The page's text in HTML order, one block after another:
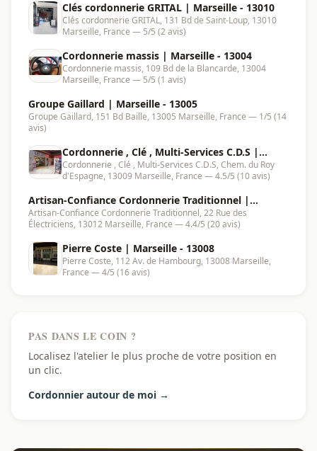
Clés cordonnerie GRITAL | Marseille - 13010
Clés cordonnerie GRITAL, 131 Bd de Saint-Loup, 13010
Marseille, France — 5/5 (2 avis)
Cordonnerie massis | Marseille - 13004
Cordonnerie massis, 109 Bd de la Blancarde, 13004
Marseille, France — 5/5 (1 avis)
Groupe Gaillard | Marseille - 13005
Groupe Gaillard, 151 Bd Baille, 13005 Marseille, France — 1/5 (14
avis)
Cordonnerie , Clé , Multi-Services C.D.S |
Marseille - 13009
Cordonnerie , Clé , Multi-Services C.D.S, Chem. du Roy
d'Espagne, 13009 Marseille, France — 4.5/5 (10 avis)
Artisan-Confiance Cordonnerie Traditionnel |
Marseille - 13012
Artisan-Confiance Cordonnerie Traditionnel, 22 Rue des
Électriciens, 13012 Marseille, France — 4.4/5 (20 avis)
Pierre Coste | Marseille - 13008
Pierre Coste, 112 Av. de Hambourg, 13008 Marseille,
France — 4/5 (16 avis)
PAS DANS LE COIN ?
Localisez l'atelier le plus proche de votre position en
un clic.
Cordonnier autour de moi →